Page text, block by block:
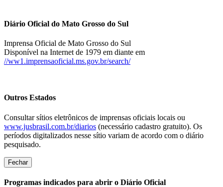
Diário Oficial do Mato Grosso do Sul
Imprensa Oficial de Mato Grosso do Sul
Disponível na Internet de 1979 em diante em
//ww1.imprensaoficial.ms.gov.br/search/
Outros Estados
Consultar sítios eletrônicos de imprensas oficiais locais ou
www.jusbrasil.com.br/diarios (necessário cadastro gratuito). Os
períodos digitalizados nesse sítio variam de acordo com o diário
pesquisado.
Fechar
Programas indicados para abrir o Diário Oficial